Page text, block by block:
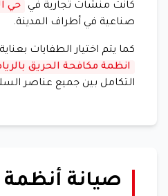
كانت منشآت تجارية في
حي
صناعية في أطراف المدينة.
كما يتم اختيار الطفايات
انظمة مكافحة الحريق
التكامل بين جميع عناصر
صيانة أنظمة